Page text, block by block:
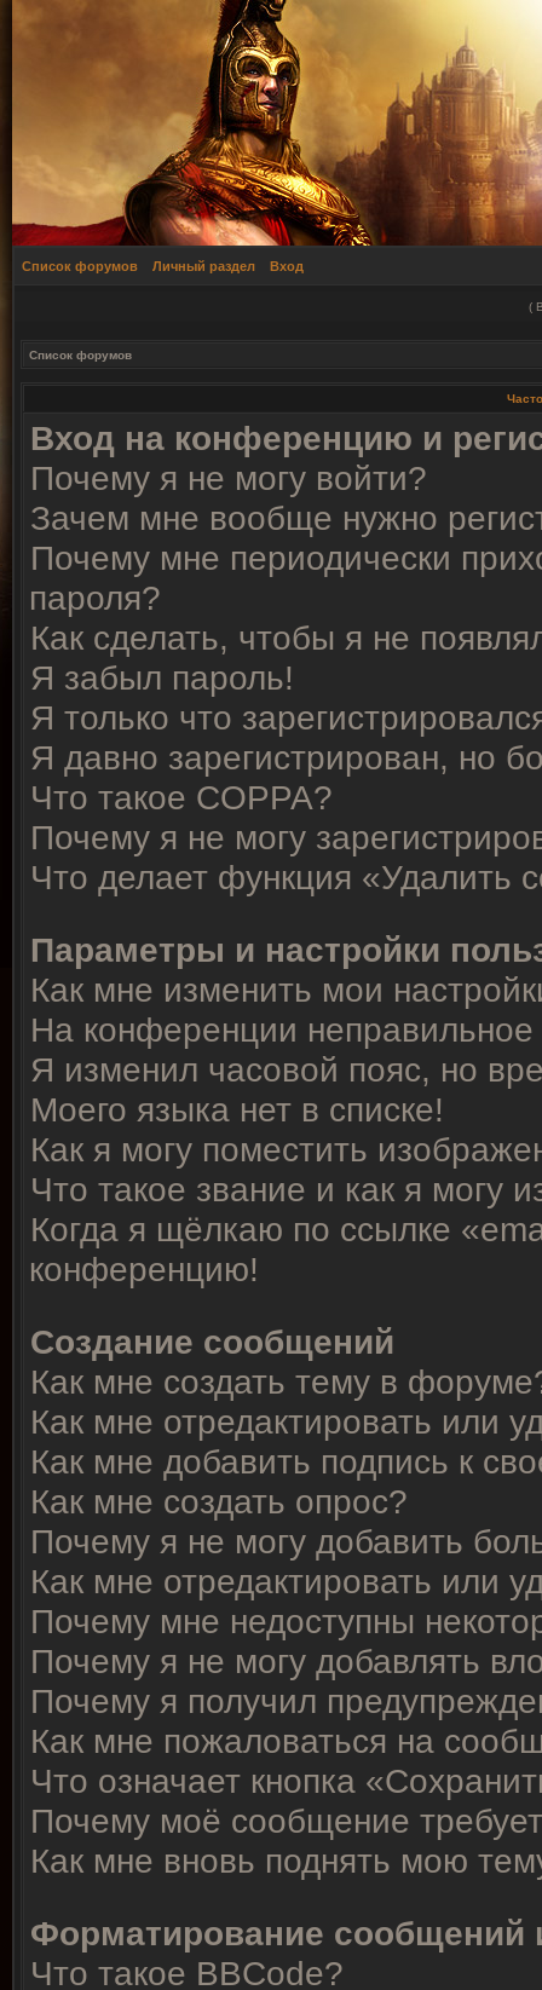
Список форумов Личный раздел Вход
(
Список форумов
Вход на конференцию и
Почему я не могу войти?
Зачем мне вообще нужно
Почему мне периодически
пароля?
Как сделать, чтобы я не
Я забыл пароль!
Я только что
Я давно зарегистрирован, но
Что такое COPPA?
Почему я не могу
Что делает функция «Удалить
Параметры и настройки
Как мне изменить мои
На конференции
Я изменил часовой пояс, но
Моего языка нет в списке!
Как я могу поместить
Что такое звание и как я могу
Когда я щёлкаю по ссылке
конференцию!
Создание сообщений
Как мне создать тему в
Как мне отредактировать или
Как мне добавить подпись к
Как мне создать опрос?
Почему я не могу добавить
Как мне отредактировать или
Почему мне недоступны
Почему я не могу добавлять
Почему я получил
Как мне пожаловаться на
Что означает кнопка
Почему моё сообщение
Как мне вновь поднять мою
Форматирование сообщений
Что такое BBCode?